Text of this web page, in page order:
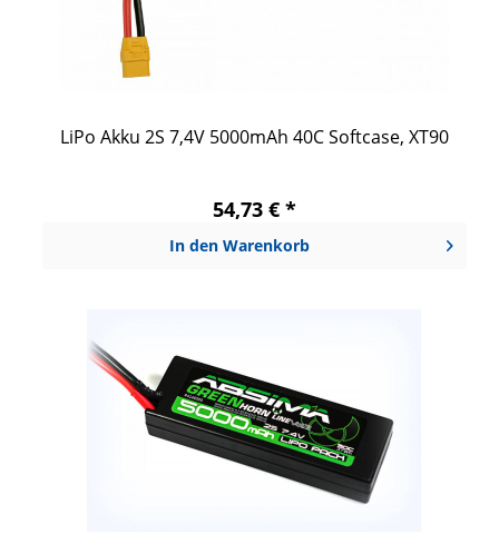
LiPo Akku 2S 7,4V 5000mAh 40C Softcase, XT90
54,73 € *
In den Warenkorb